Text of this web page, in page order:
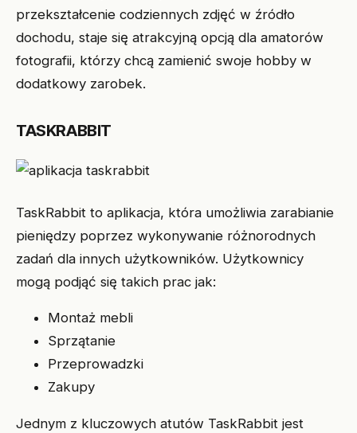
przekształcenie codziennych zdjęć w źródło
dochodu, staje się atrakcyjną opcją dla amatorów
fotografii, którzy chcą zamienić swoje hobby w
dodatkowy zarobek.
TASKRABBIT
TaskRabbit to aplikacja, która umożliwia zarabianie
pieniędzy poprzez wykonywanie różnorodnych
zadań dla innych użytkowników. Użytkownicy
mogą podjąć się takich prac jak:
Montaż mebli
Sprzątanie
Przeprowadzki
Zakupy
Jednym z kluczowych atutów TaskRabbit jest